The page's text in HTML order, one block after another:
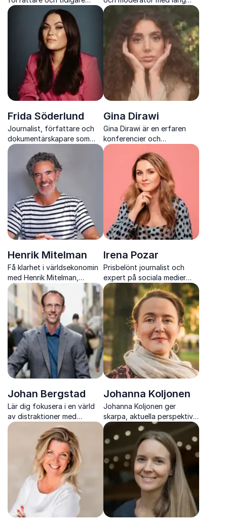
global klimatkorrespondent
på SVT som föreläser om
klimatkrisen, geopolitik och
demokratins framtid
erfarenhet av att leda
samtal som känns på riktigt.
Frida Söderlund
Journalist, författare och
dokumentärskapare som
föreläser om unga kvinnors
villkor, sociala medier och
hur organisationer kan
skapa en mer inkluderande
Gina Dirawi
Gina Dirawi är en erfaren
konferencier och
programledare som
kombinerar skarp humor
med trygg professionalitet
Henrik Mitelman
Få klarhet i världsekonomin
med Henrik Mitelman,
prisbelönt analytiker och
efterfrågad föreläsare med
skarp omvärldsinsikt
Irena Pozar
Prisbelönt journalist och
expert på sociala medier
som ger skarpa insikter om
unga målgrupper och det
digitala landskapet
Johan Bergstad
Lär dig fokusera i en värld
av distraktioner med
psykologen och författaren
Johan Bergstad
Johanna Koljonen
Johanna Koljonen ger
skarpa, aktuella perspektiv
på kultur, jämställdhet och
samhälle som engagerar och
berör